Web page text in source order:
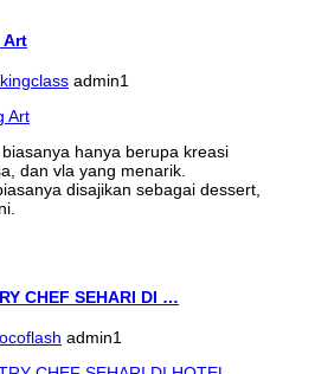
Art
admin1
hanya berupa kreasi
dan vla yang menarik.
disajikan sebagai dessert,
CHEF SEHARI DI …
admin1